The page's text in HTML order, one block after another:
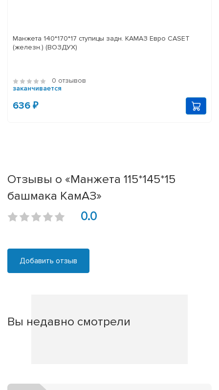
Манжета 140*170*17 ступицы задн. КАМАЗ Евро CASET
(железн.) (ВОЗДУХ)
0 отзывов
заканчивается
636 ₽
Отзывы о «Манжета 115*145*15
башмака КамАЗ»
0.0
Добавить отзыв
Вы недавно смотрели